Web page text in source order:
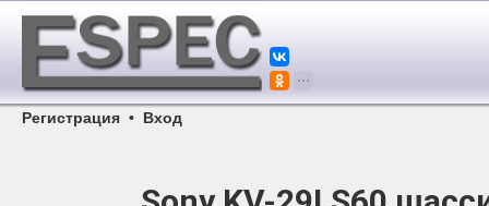
Регистрация • Вход